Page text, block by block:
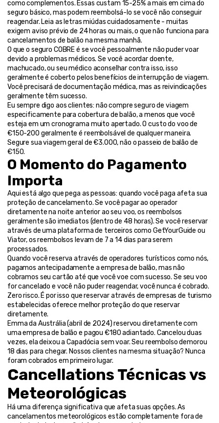
como complementos. Essas custam 15-25% a mais em cima do
seguro básico, mas podem reembolsá-lo se você não conseguir
reagendar. Leia as letras miúdas cuidadosamente - muitas
exigem aviso prévio de 24 horas ou mais, o que não funciona para
cancelamentos de balão na mesma manhã.
O que o seguro COBRE é se você pessoalmente não puder voar
devido a problemas médicos. Se você acordar doente,
machucado, ou seu médico aconselhar contra isso, isso
geralmente é coberto pelos benefícios de interrupção de viagem.
Você precisará de documentação médica, mas as reivindicações
geralmente têm sucesso.
Eu sempre digo aos clientes: não compre seguro de viagem
especificamente para cobertura de balão, a menos que você
esteja em um cronograma muito apertado. O custo do voo de
€150-200 geralmente é reembolsável de qualquer maneira.
Segure sua viagem geral de €3.000, não o passeio de balão de
€150.
O Momento do Pagamento
Importa
Aqui está algo que pega as pessoas: quando você paga afeta sua
proteção de cancelamento. Se você pagar ao operador
diretamente na noite anterior ao seu voo, os reembolsos
geralmente são imediatos (dentro de 48 horas). Se você reservar
através de uma plataforma de terceiros como GetYourGuide ou
Viator, os reembolsos levam de 7 a 14 dias para serem
processados.
Quando você reserva através de operadores turísticos como nós,
pagamos antecipadamente a empresa de balão, mas não
cobramos seu cartão até que você voe com sucesso. Se seu voo
for cancelado e você não puder reagendar, você nunca é cobrado.
Zero risco. É por isso que reservar através de empresas de turismo
estabelecidas oferece melhor proteção do que reservar
diretamente.
Emma da Austrália (abril de 2024) reservou diretamente com
uma empresa de balão e pagou €180 adiantado. Cancelou duas
vezes, ela deixou a Capadócia sem voar. Seu reembolso demorou
18 dias para chegar. Nossos clientes na mesma situação? Nunca
foram cobrados em primeiro lugar.
Cancellations Técnicas vs
Meteorológicas
Há uma diferença significativa que afeta suas opções. As
cancelamentos meteorológicos estão completamente fora de